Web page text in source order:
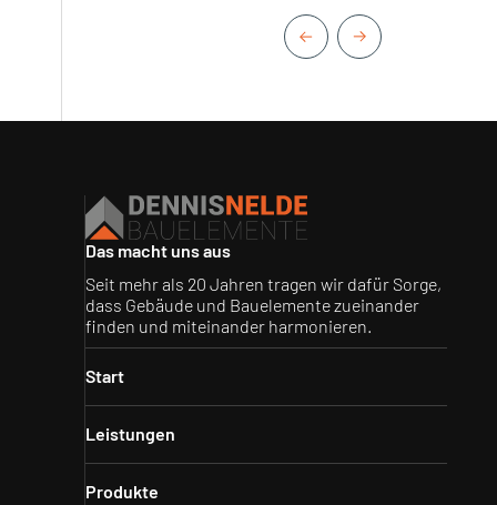
Das macht uns aus
Seit mehr als 20 Jahren tragen wir dafür Sorge,
dass Gebäude und Bauelemente zueinander
finden und miteinander harmonieren.
Start
Leistungen
Produkte